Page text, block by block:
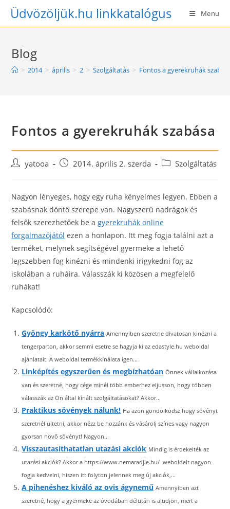
SkipÜdvözöljük.hu linkkatalógus Menu
Blog
> 2014 > április > 2 > Szolgáltatás > Fontos a gyerekruhák
Fontos a gyerekruhák szabása
Postyatooa
Post2014. április 2. szerda
PostSzolgáltatás
Nagyon lényeges, hogy egy ruha kényelmes legyen. Ebben a
szabásnak döntő szerepe van. Nagyszerű nadrágok és
felsők szerezhetőek be agyerekruhák online
forgalmazójától ezen a honlapon. Itt meg fogja találni azt a
terméket, melynek segítségével gyermeke a lehető
legszebben fog kinézni és mindenki irigykedni fog az
iskolában a ruháira. Válasszák ki közösen a megfelelő
ruhákat!
Kapcsolódó:
Gyöngy karkötő nyárra Amennyiben szeretne divatosan kinézni a
tengerparton, akkor semmi esetre se hagyja ki az edastyle.hu weboldal
ajánlatait. A weboldal termékkínálata igen...
Linképítés egyszerűen és megbízhatóan Önnek vállalkozása
van és szeretné, hogy cége minél több emberhez eljusson, hogy többen
válasszák az Ön által kínált szolgáltatásokat? Akkor...
Praktikus sövények nálunk! Ha azon gondolkodsz hogy sövényt
szeretnél ültetni, akkor nézz be hozzánk és vásárolj színes vagy nagyon
gyorsan növő sövényt! Nagyon...
Visszautasíthatatlan utazási akciók Mindig is érdekelték az
utazási akciók? Akkor a https://www.nemaradjle.hu/ weboldalt nagyon
fogja kedvelni, hiszen itt folyton jelennek meg új akciók,...
A pihenéshez kiváló az ovis ágynemű Amennyiben azt
szeretné, hogy a gyermeke az óvodában délután is aludjon, mert a